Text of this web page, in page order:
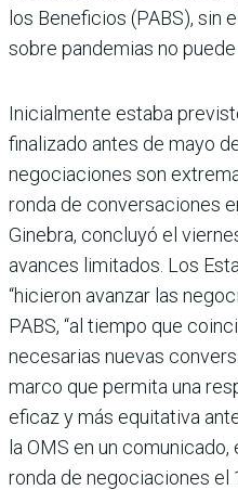
los Beneficios (PABS), sin
sobre pandemias no
Inicialmente estaba
finalizado antes de mayo
negociaciones son
ronda de conversaciones
Ginebra, concluyó el
avances limitados. Los
“hicieron avanzar las
PABS, “al tiempo que
necesarias nuevas
marco que permita una
eficaz y más equitativa
la OMS en un
ronda de negociaciones el